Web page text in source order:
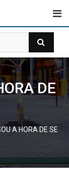
DE
A HORA DE SE